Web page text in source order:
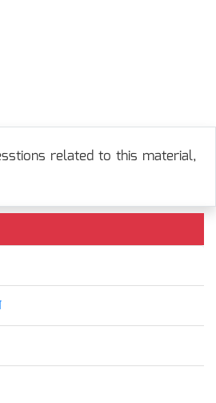
related to this material,